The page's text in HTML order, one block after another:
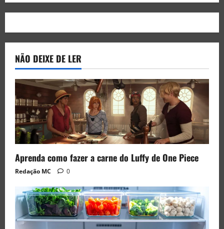
NÃO DEIXE DE LER
Aprenda como fazer a carne do Luffy de One Piece
Redação MC 0